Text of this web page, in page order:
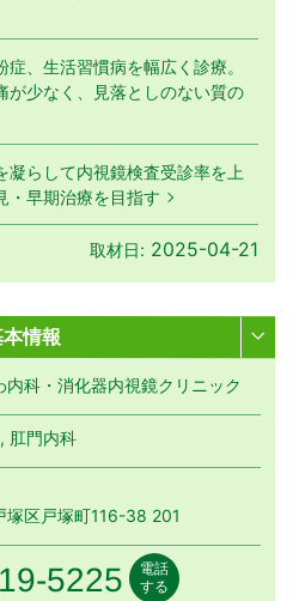
、生活習慣病を幅広く診療。
が少なく、見落としのない質の
凝らして内視鏡検査受診率を上
・早期治療を目指す
取材日: 2025-04-21
本情報
内科・消化器内視鏡クリニック
肛門内科
塚区戸塚町116-38 201
号5225
電話
する